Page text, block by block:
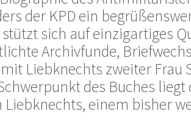
der KPD ein
stützt sich auf einzigartiges
Archivfunde,
Liebknechts zweiter Frau
des Buches
Liebknechts, einem bisher